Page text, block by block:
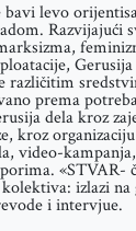
levo
Razvijajući
prema
dela kroz
kroz
video-
«STVAR-
izlazi
i intervjue.